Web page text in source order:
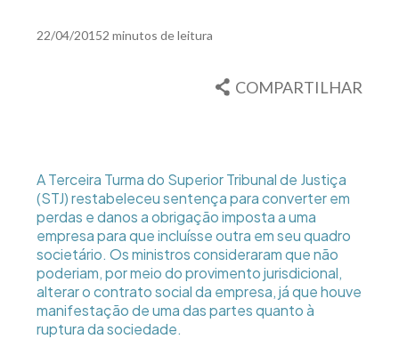
22/04/20152 minutos de leitura
COMPARTILHAR
A Terceira Turma do Superior Tribunal de Justiça
(STJ) restabeleceu sentença para converter em
perdas e danos a obrigação imposta a uma
empresa para que incluísse outra em seu quadro
societário. Os ministros consideraram que não
poderiam, por meio do provimento jurisdicional,
alterar o contrato social da empresa, já que houve
manifestação de uma das partes quanto à
ruptura da sociedade.